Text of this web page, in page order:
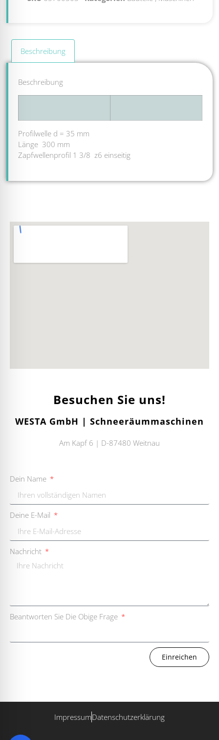
Beschreibung
Beschreibung
Profilwelle d = 35 mm
Länge 300 mm
Zapfwellenprofil 1 3/8 z6 einseitig
Besuchen Sie uns!
WESTA GmbH | Schneeräummaschinen
Am Kapf 6 | D-87480 Weitnau
Dein Name
Deine E-Mail
Nachricht
Beantworten Sie Die Obige Frage
Einreichen
ImpressumDatenschutzerklärung